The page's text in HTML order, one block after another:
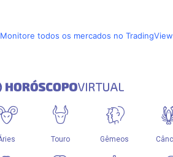
Monitore todos os mercados no TradingView